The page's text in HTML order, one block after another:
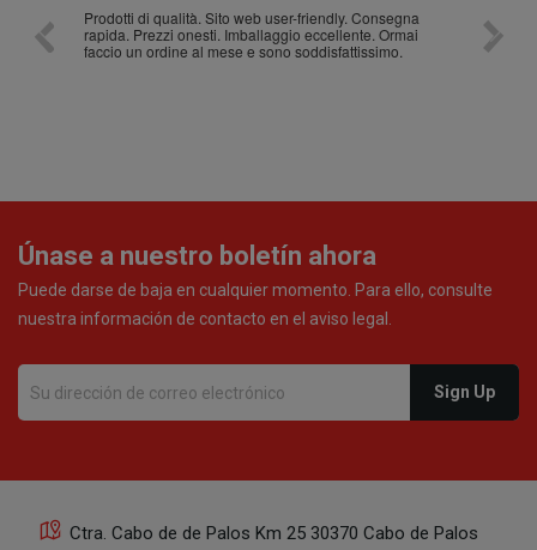
Prodotti di qualità. Sito web user-friendly. Consegna
rapida. Prezzi onesti. Imballaggio eccellente. Ormai
faccio un ordine al mese e sono soddisfattissimo.
10/10
Únase a nuestro boletín ahora
Puede darse de baja en cualquier momento. Para ello, consulte
nuestra información de contacto en el aviso legal.
Ctra. Cabo de de Palos Km 25 30370 Cabo de Palos